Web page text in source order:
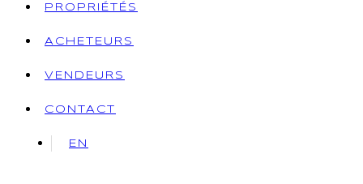
PROPRIÉTÉS
ACHETEURS
VENDEURS
CONTACT
EN